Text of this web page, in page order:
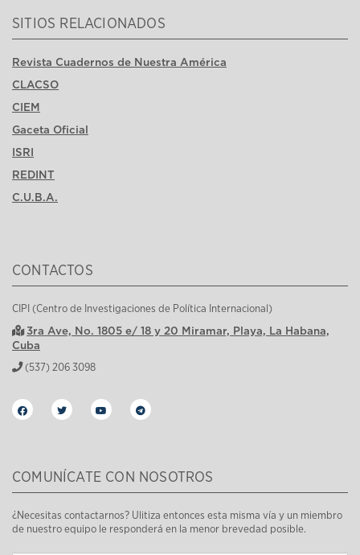
SITIOS RELACIONADOS
Revista Cuadernos de Nuestra América
CLACSO
CIEM
Gaceta Oficial
ISRI
REDINT
C.U.B.A.
CONTACTOS
CIPI (Centro de Investigaciones de Política Internacional)
3ra Ave, No. 1805 e/ 18 y 20 Miramar, Playa, La Habana,
Cuba
(537) 206 3098
COMUNÍCATE CON NOSOTROS
¿Necesitas contactarnos? Ulitiza entonces esta misma vía y un miembro
de nuestro equipo le responderá en la menor brevedad posible.